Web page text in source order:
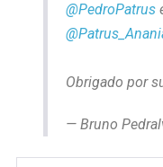
@PedroPatrus
Obrigado por
— Bruno